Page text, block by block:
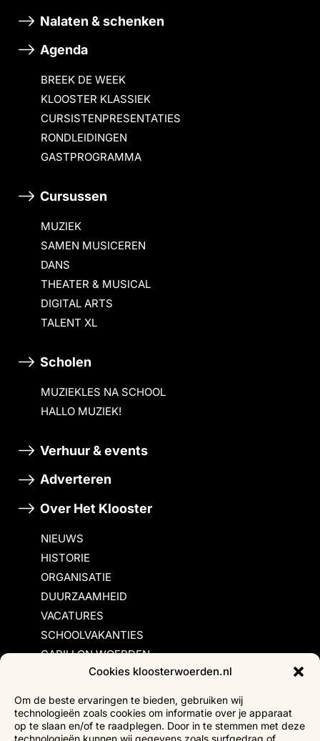
Cookies kloosterwoerden.nl
Om de beste ervaringen te bieden, gebruiken wij
technologieën zoals cookies om informatie over je apparaat
op te slaan en/of te raadplegen. Door in te stemmen met deze
technologieën kunnen wij gegevens zoals surfgedrag of
Nalaten & schenken
Agenda
BREEK DE WEEK
KLOOSTER KLASSIEK
CURSISTENPRESENTATIES
RONDLEIDINGEN
GASTPROGRAMMA
Cursussen
MUZIEK
SAMEN MUSICEREN
DANS
THEATER & MUSICAL
DIGITAL ARTS
TALENT XL
Scholen
MUZIEKLES NA SCHOOL
HALLO MUZIEK!
Verhuur & events
Adverteren
Over Het Klooster
NIEUWS
HISTORIE
ORGANISATIE
DUURZAAMHEID
VACATURES
SCHOOLVAKANTIES
CARILLON WOERDEN
Inschrijvingsvoorwaarden
Bezoekersvoorwaarden
Huurvoorwaarden